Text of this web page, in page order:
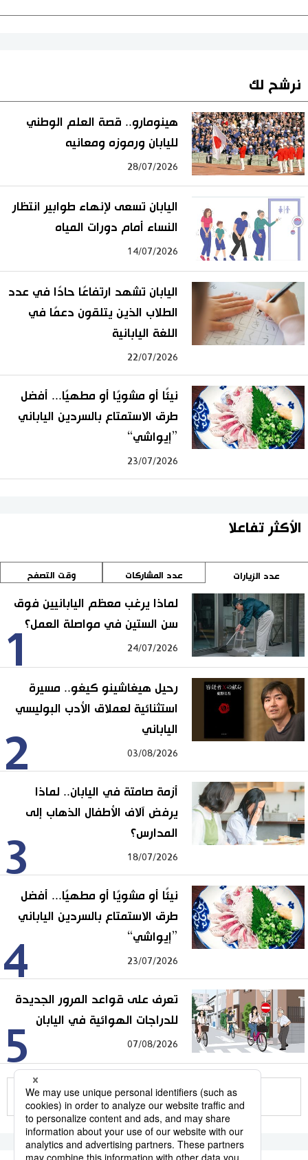
نرشح لك
هينومارو.. قصة العلم الوطني
لليابان ورموزه ومعانيه
28/07/2026
اليابان تسعى لإنهاء طوابير انتظار
النساء أمام دورات المياه
14/07/2026
اليابان تشهد ارتفاعًا حادًا في عدد
الطلاب الذين يتلقون دعمًا في
اللغة اليابانية
22/07/2026
نيئًا أو مشويًا أو مطهيًا... أفضل
طرق الاستمتاع بالسردين الياباني
”إيواشي“
23/07/2026
الأكثر تفاعلا
عدد الزيارات عدد المشاركات وقت التصفح
1
لماذا يرغب معظم اليابانيين فوق
سن الستين في مواصلة العمل؟
24/07/2026
2
رحيل هيغاشينو كيغو.. مسيرة
استثنائية لعملاق الأدب البوليسي
الياباني
03/08/2026
3
أزمة صامتة في اليابان.. لماذا
يرفض آلاف الأطفال الذهاب إلى
المدارس؟
18/07/2026
4
نيئًا أو مشويًا أو مطهيًا... أفضل
طرق الاستمتاع بالسردين الياباني
”إيواشي“
23/07/2026
5
تعرف على قواعد المرور الجديدة
للدراجات الهوائية في اليابان
07/08/2026
للمزيد